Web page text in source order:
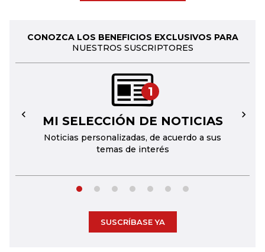
CONOZCA LOS BENEFICIOS EXCLUSIVOS PARA
NUESTROS SUSCRIPTORES
1
MI SELECCIÓN DE NOTICIAS
Noticias personalizadas, de acuerdo a sus
temas de interés
← →
SUSCRÍBASE YA